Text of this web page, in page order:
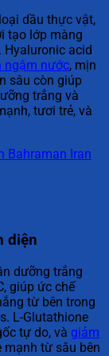
dầu thực vật,
tạo lớp màng
acid
ngậm nước, mịn
sâu còn giúp
trắng và
tươi trẻ, và
Bahraman Iran
diện
dưỡng trắng
giúp ức chế
từ bên trong
L-Glutathione
tự do, và giảm
mạnh từ sâu bên